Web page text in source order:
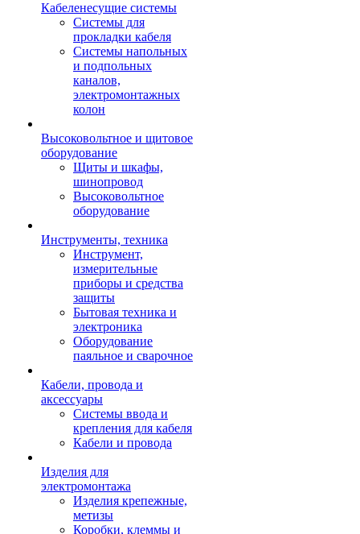
Кабеленесущие системы
Системы для
прокладки кабеля
Системы напольных
и подпольных
каналов,
электромонтажных
колон
Высоковольтное и щитовое
оборудование
Щиты и шкафы,
шинопровод
Высоковольтное
оборудование
Инструменты, техника
Инструмент,
измерительные
приборы и средства
защиты
Бытовая техника и
электроника
Оборудование
паяльное и сварочное
Кабели, провода и
аксессуары
Системы ввода и
крепления для кабеля
Кабели и провода
Изделия для
электромонтажа
Изделия крепежные,
метизы
Коробки, клеммы и